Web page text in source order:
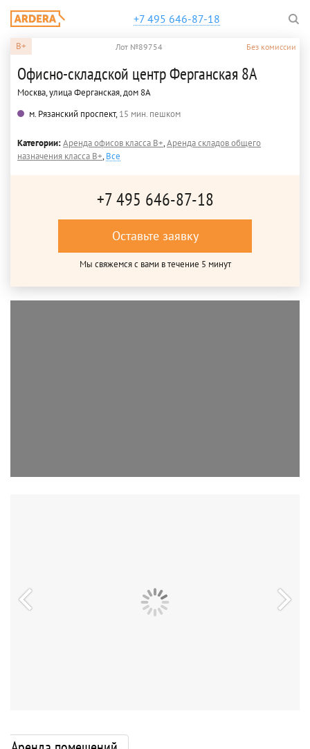
+7 495 646-87-18
B+ Лот №89754 Без комиссии
Офисно-складской центр Ферганская 8А
Москва, улица Ферганская, дом 8А
м. Рязанский проспект,15 мин. пешком
Категории:Аренда офисов класса B+,Аренда складов общего
назначения класса B+,Все
+7 495 646-87-18
Оставьте заявку
Мы свяжемся с вами в течение 5 минут